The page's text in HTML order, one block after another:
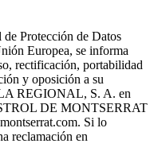
Protección de Datos
Europea, se informa
rectificación, portabilidad
y oposición a su
REGIONAL, S. A. en
DE MONTSERRAT
Si lo
reclamación en